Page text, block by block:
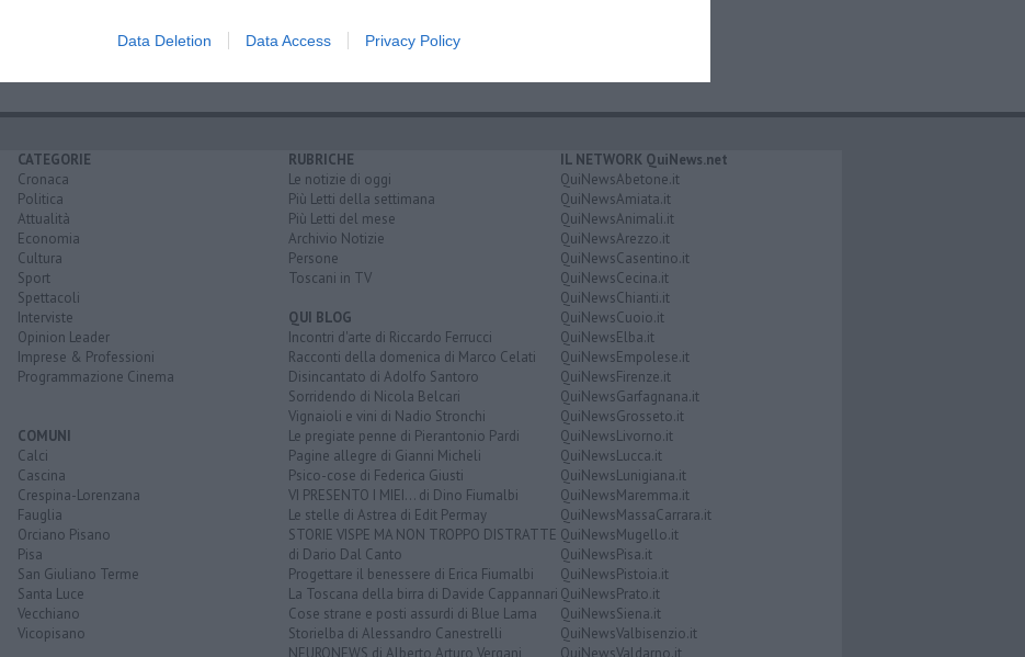
Data Deletion Data Access Privacy Policy
CATEGORIE
Cronaca
Politica
Attualità
Economia
Cultura
Sport
Spettacoli
Interviste
Opinion Leader
Imprese & Professioni
Programmazione Cinema
COMUNI
Calci
Cascina
Crespina-Lorenzana
Fauglia
Orciano Pisano
Pisa
San Giuliano Terme
Santa Luce
Vecchiano
Vicopisano
RUBRICHE
Le notizie di oggi
Più Letti della settimana
Più Letti del mese
Archivio Notizie
Persone
Toscani in TV
QUI BLOG
Incontri d'arte di Riccardo Ferrucci
Racconti della domenica di Marco Celati
Disincantato di Adolfo Santoro
Sorridendo di Nicola Belcari
Vignaioli e vini di Nadio Stronchi
Le pregiate penne di Pierantonio Pardi
Pagine allegre di Gianni Micheli
Psico-cose di Federica Giusti
VI PRESENTO I MIEI... di Dino Fiumalbi
Le stelle di Astrea di Edit Permay
STORIE VISPE MA NON TROPPO DISTRATTE
di Dario Dal Canto
Progettare il benessere di Erica Fiumalbi
La Toscana della birra di Davide Cappannari
Cose strane e posti assurdi di Blue Lama
Storielba di Alessandro Canestrelli
IL NETWORK QuiNews.net
QuiNewsAbetone.it
QuiNewsAmiata.it
QuiNewsAnimali.it
QuiNewsArezzo.it
QuiNewsCasentino.it
QuiNewsCecina.it
QuiNewsChianti.it
QuiNewsCuoio.it
QuiNewsElba.it
QuiNewsEmpolese.it
QuiNewsFirenze.it
QuiNewsGarfagnana.it
QuiNewsGrosseto.it
QuiNewsLivorno.it
QuiNewsLucca.it
QuiNewsLunigiana.it
QuiNewsMaremma.it
QuiNewsMassaCarrara.it
QuiNewsMugello.it
QuiNewsPisa.it
QuiNewsPistoia.it
QuiNewsPrato.it
QuiNewsSiena.it
QuiNewsValbisenzio.it